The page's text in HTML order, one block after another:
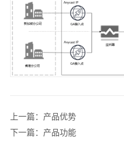
应
场
景
功
能
上一篇：产品优势
下一篇：产品功能